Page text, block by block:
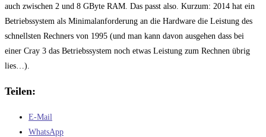
auch zwischen 2 und 8 GByte RAM. Das passt also. Kurzum: 2014 hat ein
Betriebssystem als Minimalanforderung an die Hardware die Leistung des
schnellsten Rechners von 1995 (und man kann davon ausgehen dass bei
einer Cray 3 das Betriebssystem noch etwas Leistung zum Rechnen übrig
lies…).
Teilen:
E-Mail
WhatsApp